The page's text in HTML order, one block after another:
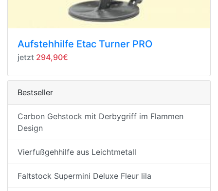
Aufstehhilfe Etac Turner PRO
jetzt 294,90€
Bestseller
Carbon Gehstock mit Derbygriff im Flammen
Design
Vierfußgehhilfe aus Leichtmetall
Faltstock Supermini Deluxe Fleur lila